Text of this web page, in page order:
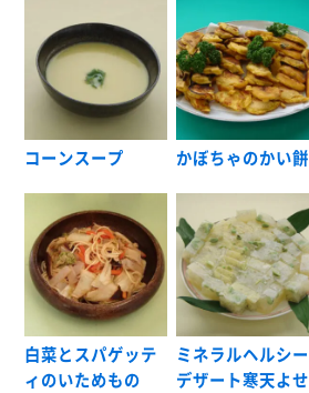
コーンスープ かぼちゃのかい餅
白菜とスパゲッテ
ィのいためもの
ミネラルヘルシー
デザート寒天よせ